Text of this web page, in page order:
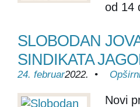
od 14
SLOBODAN
SINDIKATA
24. februar2022. •
Novi